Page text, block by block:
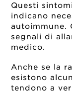
Questi
indicano
autoimmune.
segnali di
medico.
Anche se la
esistono
tendono a